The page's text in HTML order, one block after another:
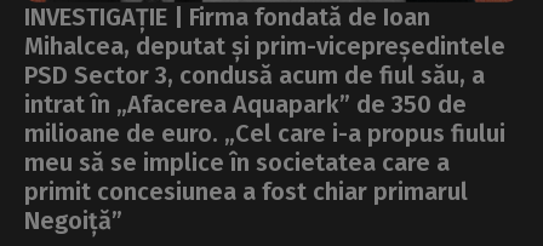
INVESTIGAȚIE | Firma fondată de Ioan
Mihalcea, deputat și prim-vicepreședintele
PSD Sector 3, condusă acum de fiul său, a
intrat în „Afacerea Aquapark” de 350 de
milioane de euro. „Cel care i-a propus fiului
meu să se implice în societatea care a
primit concesiunea a fost chiar primarul
Negoiță”